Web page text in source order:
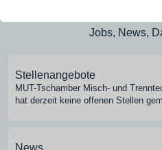
Jobs, News,
Stellenangebote
MUT-Tschamber Misch- und
hat derzeit keine offenen Stellen
News